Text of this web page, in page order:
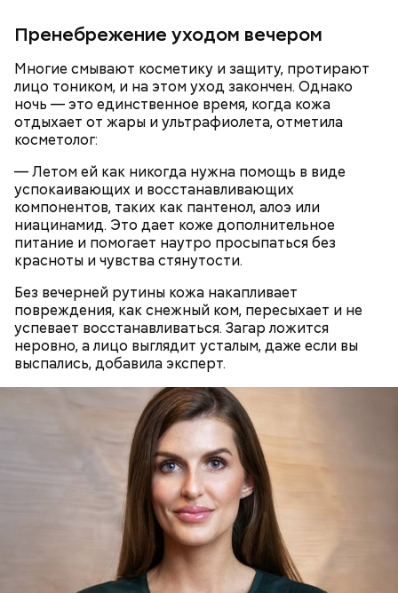
Пренебрежение уходом вечером
Многие смывают косметику и защиту, протирают
лицо тоником, и на этом уход закончен. Однако
ночь — это единственное время, когда кожа
отдыхает от жары и ультрафиолета, отметила
косметолог:
— Летом ей как никогда нужна помощь в виде
успокаивающих и восстанавливающих
компонентов, таких как пантенол, алоэ или
ниацинамид. Это дает коже дополнительное
питание и помогает наутро просыпаться без
красноты и чувства стянутости.
Без вечерней рутины кожа накапливает
повреждения, как снежный ком, пересыхает и не
успевает восстанавливаться. Загар ложится
неровно, а лицо выглядит усталым, даже если вы
выспались, добавила эксперт.
День малины со сливками
День малины со сливками отмечается в США в
честь вкусового сочетания этой ягоды со сливками.
В этот праздник люди едят не только малину со
сливками, но и другие десерты на основе этих
двух ингредиентов. Их можно купить в магазине
или сделать самостоятельно вместе со своими
родными и близкими.
кабачок;
брынза;
растительное масло;
помидоры черри либо грунтовые.
(это можно сделать на специальной терке),
похожими на спагетти, и уложить в противень.
масла, соль, а сверху бросить хаотично
порезанную брынзу. Затем добавляются помидоры
черри или грунтовые, — рассказал шеф-повар.
беременным, кормящим женщинам;
людям с ослабленной иммунной системой;
— Там может содержаться огромное количество
нитратов, которое вызовет головокружение,
гипоксию и ухудшение физического состояния, —
предостерегла Соломатина.